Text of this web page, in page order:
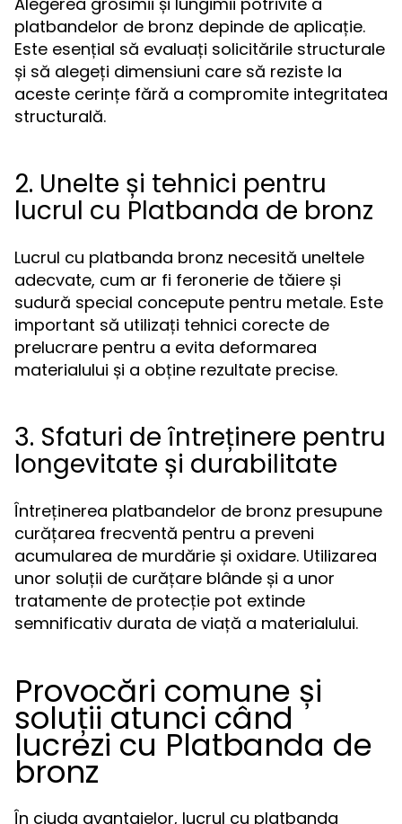
platbandelor de bronz depinde de aplicație.
Este esențial să evaluați solicitările structurale
și să alegeți dimensiuni care să reziste la
aceste cerințe fără a compromite integritatea
structurală.
2. Unelte și tehnici pentru
lucrul cu Platbanda de bronz
Lucrul cu platbanda bronz necesită uneltele
adecvate, cum ar fi feronerie de tăiere și
sudură special concepute pentru metale. Este
important să utilizați tehnici corecte de
prelucrare pentru a evita deformarea
materialului și a obține rezultate precise.
3. Sfaturi de întreținere pentru
longevitate și durabilitate
Întreținerea platbandelor de bronz presupune
curățarea frecventă pentru a preveni
acumularea de murdărie și oxidare. Utilizarea
unor soluții de curățare blânde și a unor
tratamente de protecție pot extinde
semnificativ durata de viață a materialului.
Provocări comune și
soluții atunci când
lucrezi cu Platbanda de
bronz
În ciuda avantajelor, lucrul cu platbanda